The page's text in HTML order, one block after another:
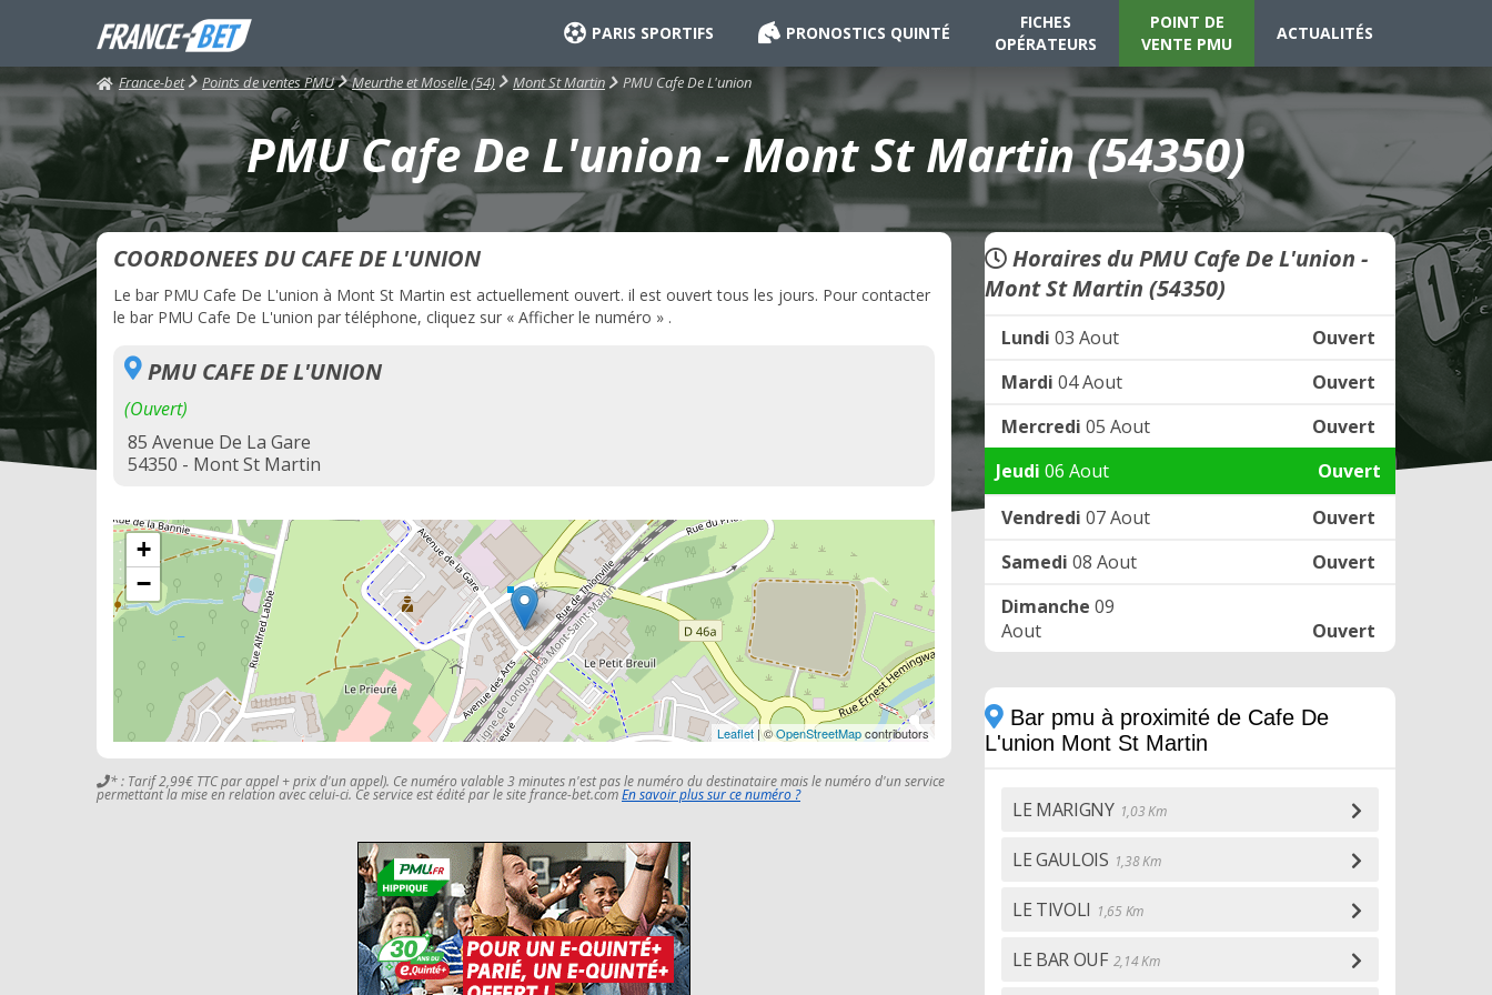
PARIS SPORTIFS PRONOSTICS QUINTÉ
FICHES
OPÉRATEURS
POINT DE
VENTE PMU
ACTUALITÉS
France-bet Points de ventes PMU Meurthe et Moselle (54) Mont St Martin PMU Cafe De L'union
PMU Cafe De L'union - Mont St Martin (54350)
COORDONEES DU CAFE DE L'UNION
Le bar PMU Cafe De L'union à Mont St Martin est actuellement ouvert. il est ouvert tous les jours. Pour contacter
le bar PMU Cafe De L'union par téléphone, cliquez sur « Afficher le numéro » .
PMU CAFE DE L'UNION
(Ouvert)
85 Avenue De La Gare
54350 - Mont St Martin
+
−
Leaflet | ©OpenStreetMapcontributors
* : Tarif 2,99€ TTC par appel + prix d'un appel). Ce numéro valable 3 minutes n'est pas le numéro du destinataire mais le numéro d'un service
permettant la mise en relation avec celui-ci. Ce service est édité par le site france-bet.comEn savoir plus sur ce numéro ?
Horaires du PMU Cafe De L'union -
Mont St Martin (54350)
Lundi 03 Aout
Ouvert
Mardi 04 Aout
Ouvert
Mercredi 05 Aout
Ouvert
Jeudi 06 Aout
Ouvert
Vendredi 07 Aout
Ouvert
Samedi 08 Aout
Ouvert
Dimanche 09
Aout
Ouvert
Bar pmu à proximité de Cafe De
L'union Mont St Martin
LE MARIGNY 1,03 Km
LE GAULOIS 1,38 Km
LE TIVOLI 1,65 Km
LE BAR OUF 2,14 Km